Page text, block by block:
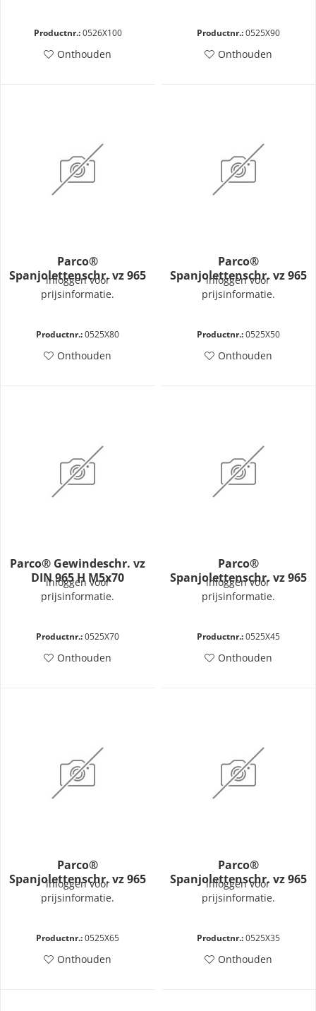
Productnr.:0526X100
Onthouden
Productnr.:0525X90
Onthouden
Parco®
Spanjolettenschr. vz 965
M5x80-H
inloggen voor
prijsinformatie.
Productnr.:0525X80
Onthouden
Parco®
Spanjolettenschr. vz 965
M5x50-H
inloggen voor
prijsinformatie.
Productnr.:0525X50
Onthouden
Parco® Gewindeschr. vz
DIN 965 H M5x70
inloggen voor
prijsinformatie.
Productnr.:0525X70
Onthouden
Parco®
Spanjolettenschr. vz 965
M5x45-H
inloggen voor
prijsinformatie.
Productnr.:0525X45
Onthouden
Parco®
Spanjolettenschr. vz 965
M5x65-H
inloggen voor
prijsinformatie.
Productnr.:0525X65
Onthouden
Parco®
Spanjolettenschr. vz 965
M5x35-H
inloggen voor
prijsinformatie.
Productnr.:0525X35
Onthouden